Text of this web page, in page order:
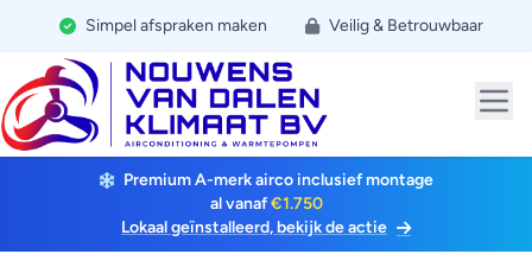
Simpel afspraken maken Veilig & Betrouwbaar
Premium A-merk airco inclusief montage
al vanaf€1.750
Lokaal geïnstalleerd, bekijk de actie